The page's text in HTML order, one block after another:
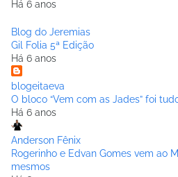
Há 6 anos
Blog do Jeremias
Gil Folia 5ª Edição
Há 6 anos
blogeitaeva
O bloco “Vem com as Jades” foi
Há 6 anos
Anderson Fênix
Rogerinho e Edvan Gomes vem ao
mesmos